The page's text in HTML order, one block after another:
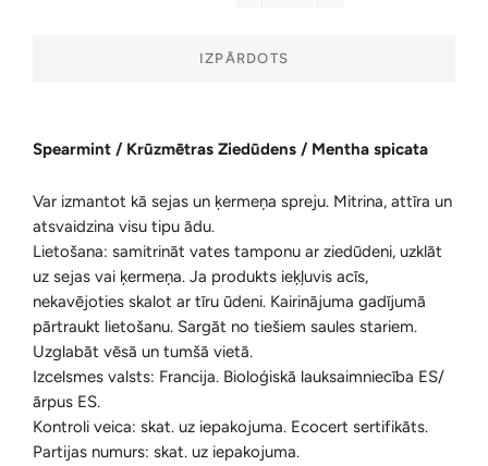
IZPĀRDOTS
Spearmint / Krūzmētras Ziedūdens / Mentha spicata
Var izmantot kā sejas un ķermeņa spreju. Mitrina, attīra un
atsvaidzina visu tipu ādu.
Lietošana: samitrināt vates tamponu ar ziedūdeni, uzklāt
uz sejas vai ķermeņa. Ja produkts ieķļuvis acīs,
nekavējoties skalot ar tīru ūdeni. Kairinājuma gadījumā
pārtraukt lietošanu. Sargāt no tiešiem saules stariem.
Uzglabāt vēsā un tumšā vietā.
Izcelsmes valsts: Francija. Bioloģiskā lauksaimniecība ES/
ārpus ES.
Kontroli veica: skat. uz iepakojuma. Ecocert sertifikāts.
Partijas numurs: skat. uz iepakojuma.